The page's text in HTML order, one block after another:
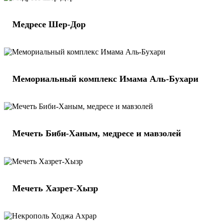
Медресе Шер-Дор
Мемориальный комплекс Имама Аль-Бухари
Мечеть Биби-Ханым, медресе и мавзолей
Мечеть Хазрет-Хызр